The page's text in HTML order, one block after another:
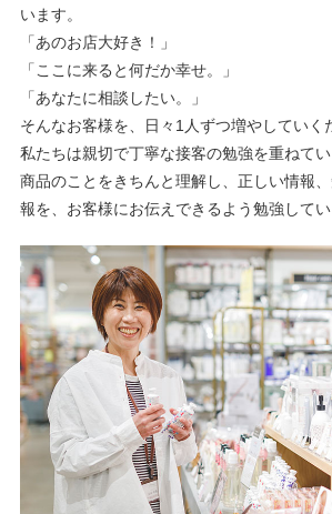
います。
「あのお店大好き！」
「ここに来ると何だか幸せ。」
「あなたに相談したい。」
そんなお客様を、日々1人ずつ増やしていく
私たちは親切で丁寧な接客の勉強を重ねてい
商品のことをきちんと理解し、正しい情報
報を、お客様にお伝えできるよう勉強してい